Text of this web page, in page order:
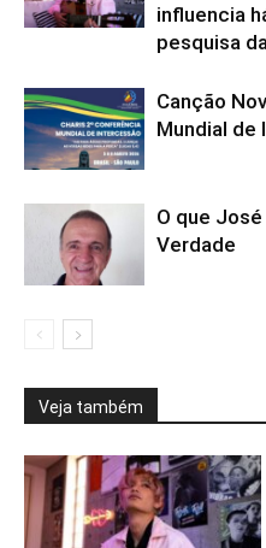
influencia
pesquisa
Canção
Mundial de
O que
Verdade
Veja também